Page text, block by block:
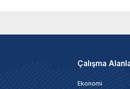
Çalışma
Ekonomi